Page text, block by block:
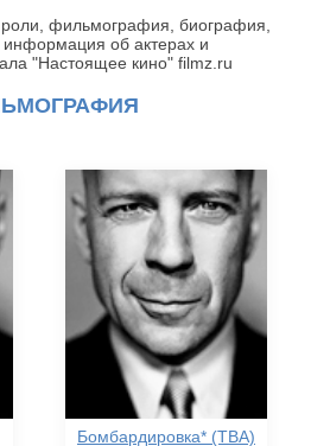
фильмография, биография,
об актерах и
"Настоящее кино" filmz.ru
Бомбардировка* (TBA)